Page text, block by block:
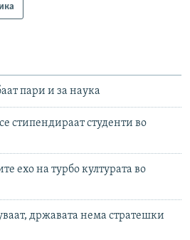
пари и за наука
стипендираат студенти во
ехо на турбо културата во
државата нема стратешки